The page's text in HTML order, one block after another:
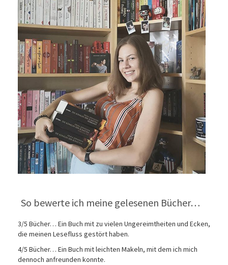
So bewerte ich meine gelesenen Bücher…
3/5 Bücher… Ein Buch mit zu vielen Ungereimtheiten und Ecken,
die meinen Lesefluss gestört haben.
4/5 Bücher… Ein Buch mit leichten Makeln, mit dem ich mich
dennoch anfreunden konnte.